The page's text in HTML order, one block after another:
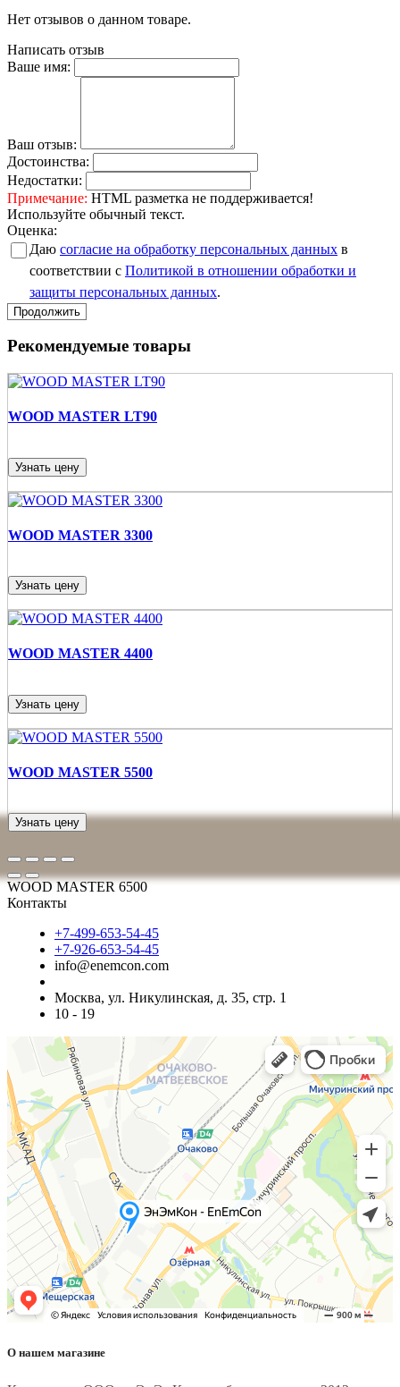
Нет отзывов о данном товаре.
Написать отзыв
Ваше имя:
Ваш отзыв:
Достоинства:
Недостатки:
Примечание: HTML разметка не поддерживается!
Используйте обычный текст.
Оценка:
Даю согласие на обработку персональных данных в
соответствии с Политикой в отношении обработки и
защиты персональных данных.
Продолжить
Рекомендуемые товары
WOOD MASTER LT90
Узнать цену
WOOD MASTER 3300
Узнать цену
WOOD MASTER 4400
Узнать цену
WOOD MASTER 5500
Узнать цену
WOOD MASTER 6500
Контакты
+7-499-653-54-45
+7-926-653-54-45
info@enemcon.com
Москва, ул. Никулинская, д. 35, стр. 1
10 - 19
О нашем магазине